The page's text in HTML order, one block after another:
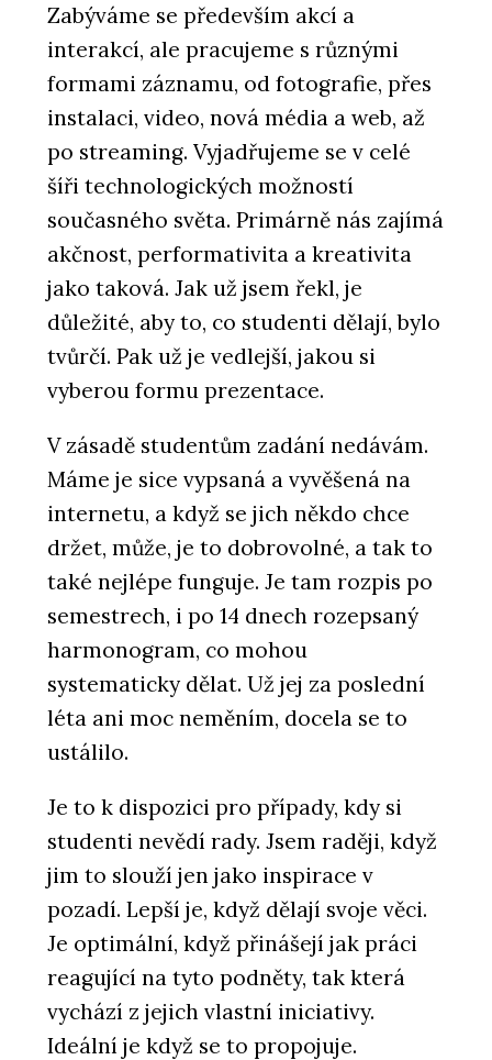
Zabýváme se především akcí a
interakcí, ale pracujeme s různými
formami záznamu, od fotografie, přes
instalaci, video, nová média a web, až
po streaming. Vyjadřujeme se v celé
šíři technologických možností
současného světa. Primárně nás zajímá
akčnost, performativita a kreativita
jako taková. Jak už jsem řekl, je
důležité, aby to, co studenti dělají, bylo
tvůrčí. Pak už je vedlejší, jakou si
vyberou formu prezentace.
V zásadě studentům zadání nedávám.
Máme je sice vypsaná a vyvěšená na
internetu, a když se jich někdo chce
držet, může, je to dobrovolné, a tak to
také nejlépe funguje. Je tam rozpis po
semestrech, i po 14 dnech rozepsaný
harmonogram, co mohou
systematicky dělat. Už jej za poslední
léta ani moc neměním, docela se to
ustálilo.
Je to k dispozici pro případy, kdy si
studenti nevědí rady. Jsem raději, když
jim to slouží jen jako inspirace v
pozadí. Lepší je, když dělají svoje věci.
Je optimální, když přinášejí jak práci
reagující na tyto podněty, tak která
vychází z jejich vlastní iniciativy.
Ideální je když se to propojuje.